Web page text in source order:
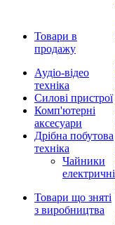
Товари в
продажу
Аудіо-відео
техніка
Силові пристрої
Комп'ютерні
аксесуари
Дрібна побутова
техніка
Чайники
електричні
Товари що зняті
з виробництва